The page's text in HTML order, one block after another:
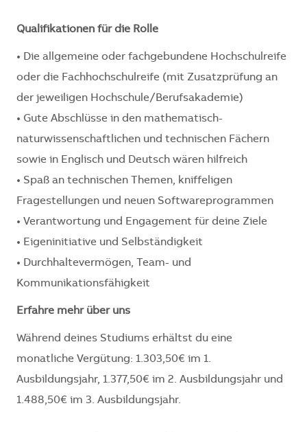
Qualifikationen für die Rolle
• Die allgemeine oder fachgebundene Hochschulreife
oder die Fachhochschulreife (mit Zusatzprüfung an
der jeweiligen Hochschule/Berufsakademie)
• Gute Abschlüsse in den mathematisch-
naturwissenschaftlichen und technischen Fächern
sowie in Englisch und Deutsch wären hilfreich
• Spaß an technischen Themen, kniffeligen
Fragestellungen und neuen Softwareprogrammen
• Verantwortung und Engagement für deine Ziele
• Eigeninitiative und Selbständigkeit
• Durchhaltevermögen, Team- und
Kommunikationsfähigkeit
Erfahre mehr über uns
Während deines Studiums erhältst du eine
monatliche Vergütung: 1.303,50€ im 1.
Ausbildungsjahr, 1.377,50€ im 2. Ausbildungsjahr und
1.488,50€ im 3. Ausbildungsjahr.